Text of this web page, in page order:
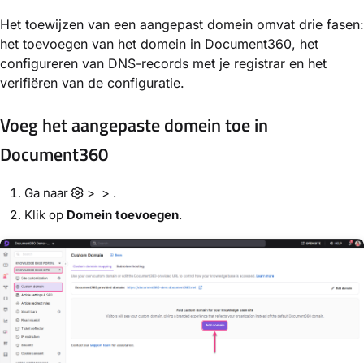
Het toewijzen van een aangepast domein omvat drie fasen:
het toevoegen van het domein in Document360, het
configureren van DNS-records met je registrar en het
verifiëren van de configuratie.
Voeg het aangepaste domein toe in
Document360
Ga naar
> > .
Klik op Domein toevoegen.